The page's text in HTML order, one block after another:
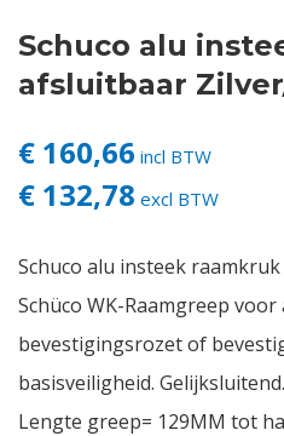
Login
Schuco alu
afsluitbaar
€ 160,66 incl BTW
€ 132,78 excl BTW
Schuco alu insteek
Schüco WK-Raamgreep
bevestigingsrozet of
basisveiligheid.
Lengte greep= 129MM tot